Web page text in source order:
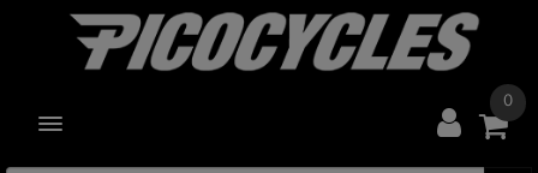
TOGGLE NAVIGATION
0